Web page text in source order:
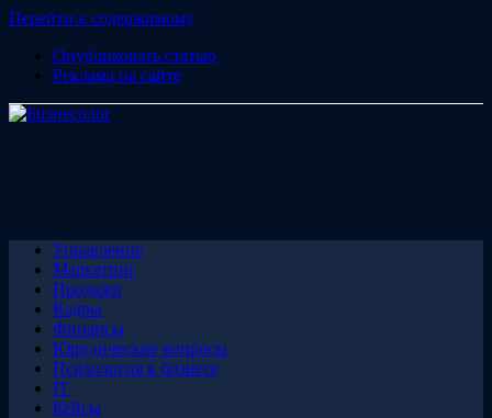
Перейти к содержимому
Опубликовать статью
Реклама на сайте
Управление
Маркетинг
Продажи
Кадры
Финансы
Юридические вопросы
Психология в бизнесе
IT
Кейсы